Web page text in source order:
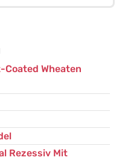
Wheaten
Rezessiv Mit